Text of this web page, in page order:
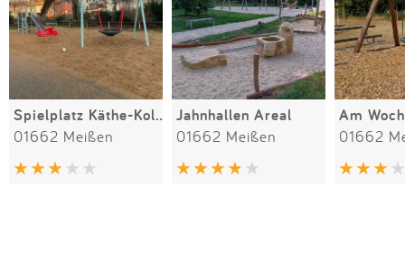
Spielplatz Käthe-Kollwitz-Park
01662 Meißen
Jahnhallen Areal
01662 Meißen 01662